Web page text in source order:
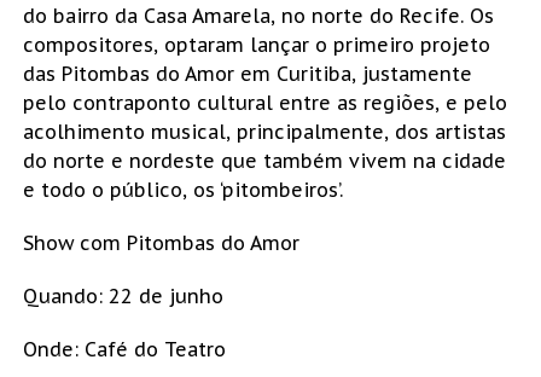
do bairro da Casa Amarela, no norte do Recife. Os
compositores, optaram lançar o primeiro projeto
das Pitombas do Amor em Curitiba, justamente
pelo contraponto cultural entre as regiões, e pelo
acolhimento musical, principalmente, dos artistas
do norte e nordeste que também vivem na cidade
e todo o público, os ‘pitombeiros’.
Show com Pitombas do Amor
Quando: 22 de junho
Onde: Café do Teatro